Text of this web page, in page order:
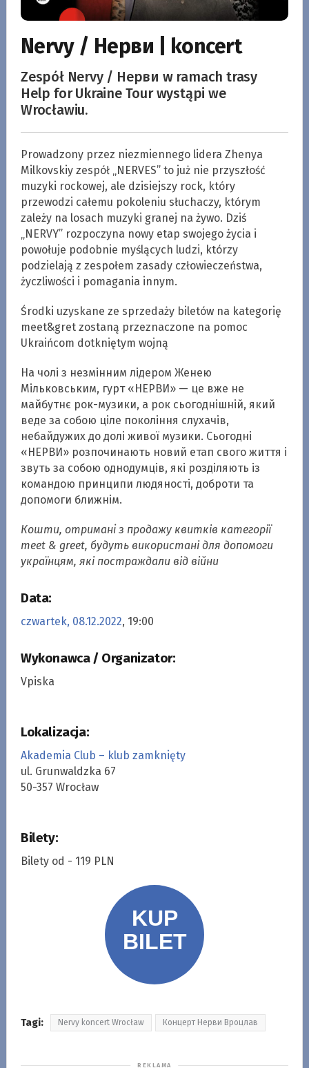
Nervy / Нерви | koncert
Zespół Nervy / Нерви w ramach trasy
Help for Ukraine Tour wystąpi we
Wrocławiu.
Prowadzony przez niezmiennego lidera Zhenya
Milkovskiy zespół „NERVES” to już nie przyszłość
muzyki rockowej, ale dzisiejszy rock, który
przewodzi całemu pokoleniu słuchaczy, którym
zależy na losach muzyki granej na żywo. Dziś
„NERVY” rozpoczyna nowy etap swojego życia i
powołuje podobnie myślących ludzi, którzy
podzielają z zespołem zasady człowieczeństwa,
życzliwości i pomagania innym.
Środki uzyskane ze sprzedaży biletów na kategorię
meet&gret zostaną przeznaczone na pomoc
Ukraińcom dotkniętym wojną
На чолі з незмінним лідером Женею
Мільковським, гурт «НЕРВИ» — це вже не
майбутнє рок-музики, а рок сьогоднішній, який
веде за собою ціле покоління слухачів,
небайдужих до долі живої музики. Сьогодні
«НЕРВИ» розпочинають новий етап свого життя і
звуть за собою однодумців, які розділяють із
командою принципи людяності, доброти та
допомоги ближнім.
Кошти, отриманi з продажу квитків категорії
meet & greet, будуть використані для допомоги
українцям, які постраждали від війни
Data:
czwartek, 08.12.2022, 19:00
Wykonawca / Organizator:
Vpiska
Lokalizacja:
Akademia Club – klub zamknięty
ul. Grunwaldzka 67
50-357 Wrocław
Bilety:
Bilety od - 119 PLN
Tagi: Nervy koncert Wrocław Концерт Нерви Вроцлав